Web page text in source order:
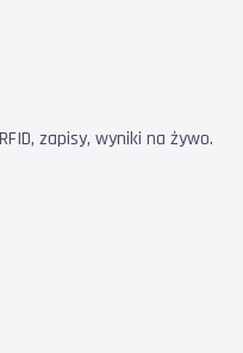
zapisy, wyniki na żywo.